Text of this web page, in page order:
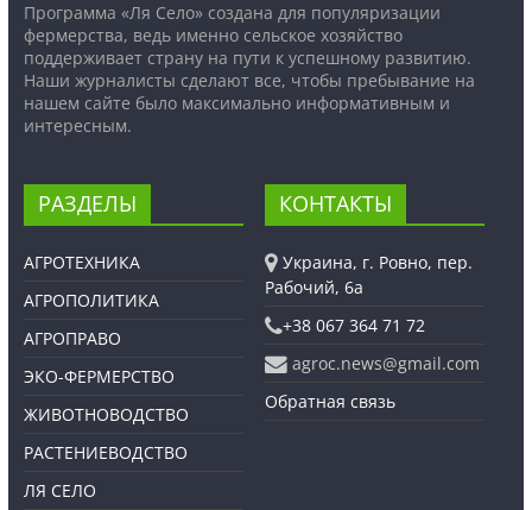
Программа «Ля Село» создана для популяризации
фермерства, ведь именно сельское хозяйство
поддерживает страну на пути к успешному развитию.
Наши журналисты сделают все, чтобы пребывание на
нашем сайте было максимально информативным и
интересным.
РАЗДЕЛЫ
АГРОТЕХНИКА
АГРОПОЛИТИКА
АГРОПРАВО
ЭКО-ФЕРМЕРСТВО
ЖИВОТНОВОДСТВО
РАСТЕНИЕВОДСТВО
ЛЯ СЕЛО
КОНТАКТЫ
Украина, г. Ровно, пер.
Рабочий, 6а
+38 067 364 71 72
agroc.news@gmail.com
Обратная связь